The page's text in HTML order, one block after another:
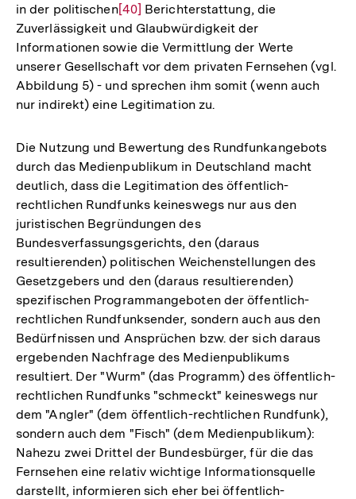
in der politischenZur
Auflösung
der
Fußnote
[40] Berichterstattung, die
Zuverlässigkeit und Glaubwürdigkeit der
Informationen sowie die Vermittlung der Werte
unserer Gesellschaft vor dem privaten Fernsehen (vgl.
Abbildung 5) - und sprechen ihm somit (wenn auch
nur indirekt) eine Legitimation zu.
Die Nutzung und Bewertung des Rundfunkangebots
durch das Medienpublikum in Deutschland macht
deutlich, dass die Legitimation des öffentlich-
rechtlichen Rundfunks keineswegs nur aus den
juristischen Begründungen des
Bundesverfassungsgerichts, den (daraus
resultierenden) politischen Weichenstellungen des
Gesetzgebers und den (daraus resultierenden)
spezifischen Programmangeboten der öffentlich-
rechtlichen Rundfunksender, sondern auch aus den
Bedürfnissen und Ansprüchen bzw. der sich daraus
ergebenden Nachfrage des Medienpublikums
resultiert. Der "Wurm" (das Programm) des öffentlich-
rechtlichen Rundfunks "schmeckt" keineswegs nur
dem "Angler" (dem öffentlich-rechtlichen Rundfunk),
sondern auch dem "Fisch" (dem Medienpublikum):
Nahezu zwei Drittel der Bundesbürger, für die das
Fernsehen eine relativ wichtige Informationsquelle
darstellt, informieren sich eher bei öffentlich-